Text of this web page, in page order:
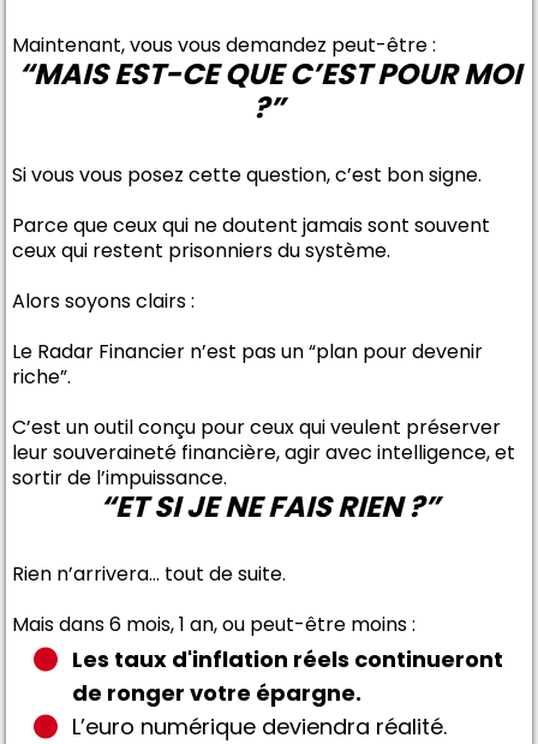
Maintenant, vous vous demandez peut-être :
“MAIS EST-CE QUE C’EST POUR MOI
?”
Si vous vous posez cette question, c’est bon signe.
Parce que ceux qui ne doutent jamais sont souvent
ceux qui restent prisonniers du système.
Alors soyons clairs :
Le Radar Financier n’est pas un “plan pour devenir
riche”.
C’est un outil conçu pour ceux qui veulent préserver
leur souveraineté financière, agir avec intelligence, et
sortir de l’impuissance.
“ET SI JE NE FAIS RIEN ?”
Rien n’arrivera… tout de suite.
Mais dans 6 mois, 1 an, ou peut-être moins :
Les taux d'inflation réels continueront
de ronger votre épargne.
L’euro numérique deviendra réalité.